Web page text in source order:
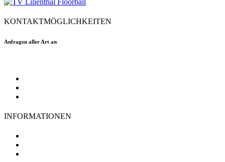
KONTAKTMÖGLICHKEITEN
Anfragen aller Art an
INFORMATIONEN